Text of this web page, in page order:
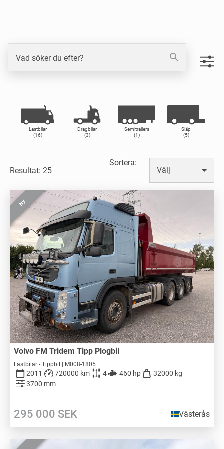
Vad söker du efter? search
Lastbilar
(16)
Dragbilar
(3)
Semitrailers
(1)
Släp
(5)
Resultat: 25
Sortera:
Välj
Ny
Volvo FM Tridem Tipp Plogbil
Lastbilar - Tippbil | M008-1805
2011 720000 km 4 460 hp
32000 kg
3700 mm
295 000 SEK Västerås